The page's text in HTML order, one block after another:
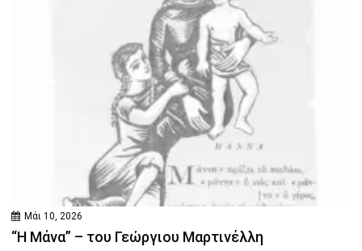
Μάι 10, 2026
“Η Μάνα” – του Γεώργιου Μαρτινέλλη